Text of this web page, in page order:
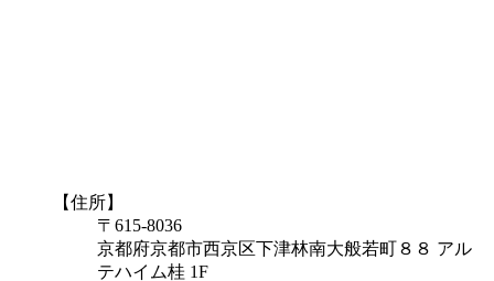
【住所】
〒615-8036
京都府京都市西京区下津林南大般若町８８ アル
テハイム桂 1F